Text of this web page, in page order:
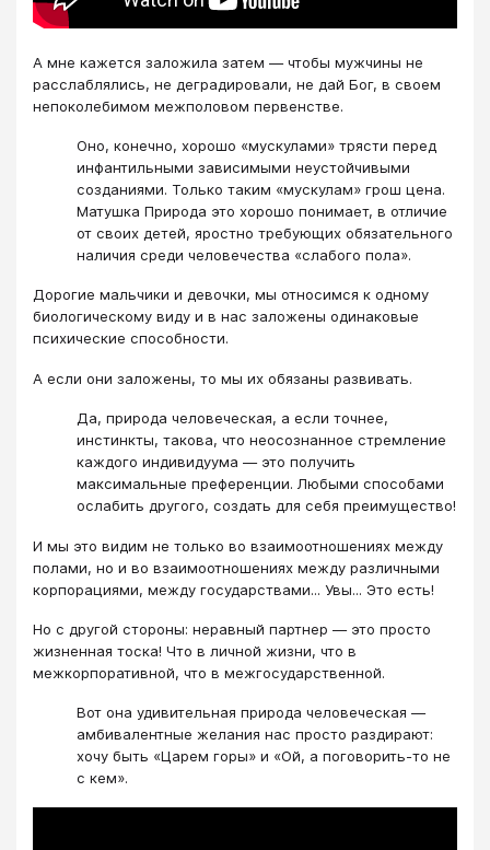
А мне кажется заложила затем — чтобы мужчины не
расслаблялись, не деградировали, не дай Бог, в своем
непоколебимом межполовом первенстве.
Оно, конечно, хорошо «мускулами» трясти перед
инфантильными зависимыми неустойчивыми
созданиями. Только таким «мускулам» грош цена.
Матушка Природа это хорошо понимает, в отличие
от своих детей, яростно требующих обязательного
наличия среди человечества «слабого пола».
Дорогие мальчики и девочки, мы относимся к одному
биологическому виду и в нас заложены одинаковые
психические способности.
А если они заложены, то мы их обязаны развивать.
Да, природа человеческая, а если точнее,
инстинкты, такова, что неосознанное стремление
каждого индивидуума — это получить
максимальные преференции. Любыми способами
ослабить другого, создать для себя преимущество!
И мы это видим не только во взаимоотношениях между
полами, но и во взаимоотношениях между различными
корпорациями, между государствами... Увы... Это есть!
Но с другой стороны: неравный партнер — это просто
жизненная тоска! Что в личной жизни, что в
межкорпоративной, что в межгосударственной.
Вот она удивительная природа человеческая —
амбивалентные желания нас просто раздирают:
хочу быть «Царем горы» и «Ой, а поговорить-то не
с кем».